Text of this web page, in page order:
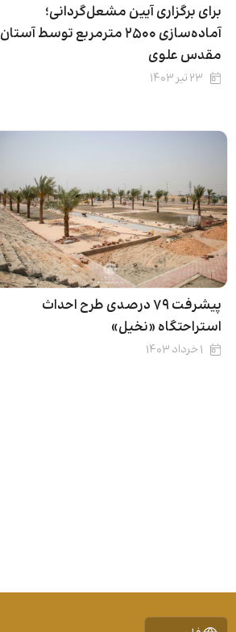
برای برگزاری آیین مشعل‌گردانی؛
آماده‌سازی ۲۵۰۰ مترمربع توسط آستان
مقدس علوی
۲۳ تیر ۱۴۰۳
پیشرفت ۷۹ درصدی طرح احداث
استراحتگاه «نخیل»
۱ خرداد ۱۴۰۳